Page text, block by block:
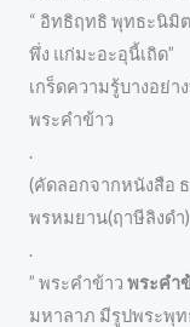
“ อิทธิฤทธิ พุทธะนิมิต
พึ่ง แก่มะอะอุนี้เถิด”
เกร็ดความรู้บางอย่
พระคำข้าว
.
(คัดลอกจากหนังสือ
พรหมยาน(ฤาษีลิงดำ)
.
” พระคำข้าว พระคำ
มหาลาภ มีรูปพระพุ